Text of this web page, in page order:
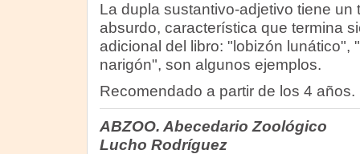
La dupla sustantivo-adjetivo tiene un
absurdo, característica que termina
adicional del libro: "lobizón lunático",
narigón", son algunos ejemplos.
Recomendado a partir de los 4 años.
ABZOO. Abecedario Zoológico
Lucho Rodríguez